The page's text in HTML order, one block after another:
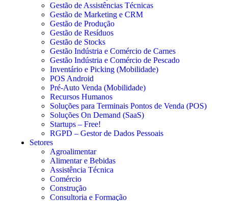
Gestão de Assistências Técnicas
Gestão de Marketing e CRM
Gestão de Produção
Gestão de Resíduos
Gestão de Stocks
Gestão Indústria e Comércio de Carnes
Gestão Indústria e Comércio de Pescado
Inventário e Picking (Mobilidade)
POS Android
Pré-Auto Venda (Mobilidade)
Recursos Humanos
Soluções para Terminais Pontos de Venda (POS)
Soluções On Demand (SaaS)
Startups – Free!
RGPD – Gestor de Dados Pessoais
Setores
Agroalimentar
Alimentar e Bebidas
Assistência Técnica
Comércio
Construção
Consultoria e Formação